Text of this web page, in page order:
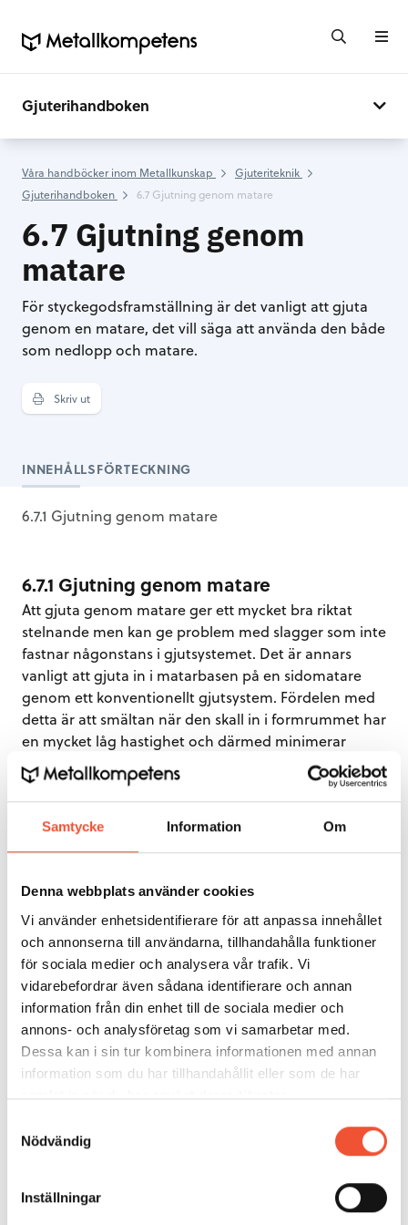
Samtycke Information Om
Denna webbplats använder cookies
Vi använder enhetsidentifierare för att anpassa innehållet
och annonserna till användarna, tillhandahålla funktioner
för sociala medier och analysera vår trafik. Vi
vidarebefordrar även sådana identifierare och annan
information från din enhet till de sociala medier och
annons- och analysföretag som vi samarbetar med.
Dessa kan i sin tur kombinera informationen med annan
information som du har tillhandahållit eller som de har
samlat in när du har använt deras tjänster.
Nödvändig
Inställningar
Gjuterihandboken
Våra handböcker inom Metallkunskap
Gjuteriteknik
Gjuterihandboken
6.7 Gjutning genom matare
6.7 Gjutning genom
matare
För styckegodsframställning är det vanligt att gjuta
genom en matare, det vill säga att använda den både
som nedlopp och matare.
Skriv ut
INNEHÅLLSFÖRTECKNING
6.7.1 Gjutning genom matare
6.7.1 Gjutning genom matare
Att gjuta genom matare ger ett mycket bra riktat
stelnande men kan ge problem med slagger som inte
fastnar någonstans i gjutsystemet. Det är annars
vanligt att gjuta in i matarbasen på en sidomatare
genom ett konventionellt gjutsystem. Fördelen med
detta är att smältan när den skall in i formrummet har
en mycket låg hastighet och därmed minimerar
risken för turbulens. Genom denna form för gjutning
går det även att gjuta tunna sektioner då flödet i kilo
per sekund kan ökas markant utan att hastigheten på
smältan in i formrummet ökar.
ett filter gjort att gjutning genom mataren direkt ner
i gjutgodset blivit vanligare. Filtret flyter upp när
gjutningen är avslutad och mataren fungerar då som
vanligt.